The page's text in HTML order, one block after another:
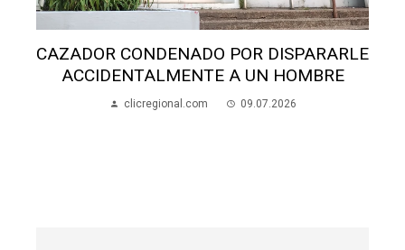
POR DISPARARLE
A UN HOMBRE
09.07.2026
HIZO HISTORIA